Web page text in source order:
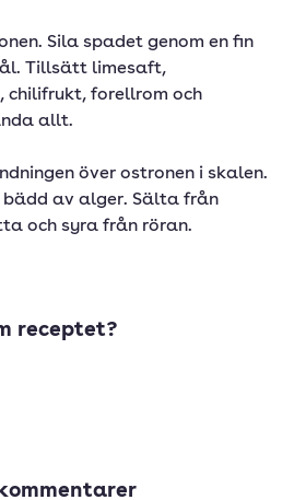
Sila spadet genom en fin
Tillsätt limesaft,
chilifrukt, forellrom och
allt.
över ostronen i skalen.
bädd av alger. Sälta från
och syra från röran.
receptet?